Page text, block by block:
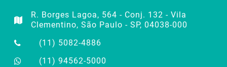
R. Borges Lagoa, 564 - Conj. 132 - Vila
Clementino, São Paulo - SP, 04038-000
(11) 5082-4886
(11) 94562-5000